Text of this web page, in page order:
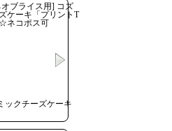
ブライス用] コズ
ケーキ「プリントT
ネコポス可
ックチーズケーキ